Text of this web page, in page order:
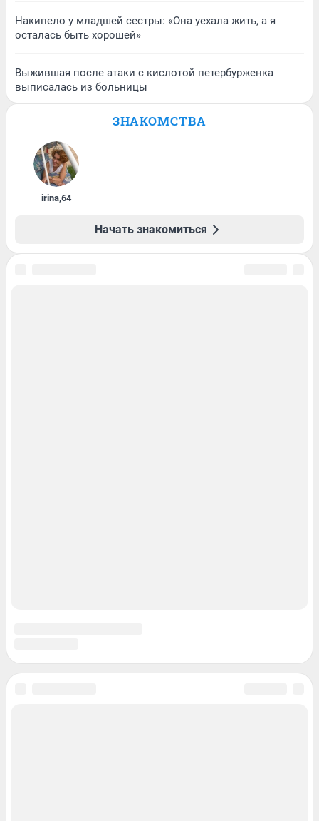
Накипело у младшей сестры: «Она уехала жить, а я
осталась быть хорошей»
Выжившая после атаки с кислотой петербурженка
выписалась из больницы
ЗНАКОМСТВА
irina,64
Начать знакомиться